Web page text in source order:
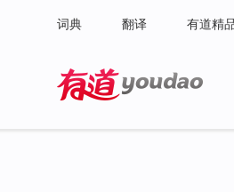
词典 翻译 有道精